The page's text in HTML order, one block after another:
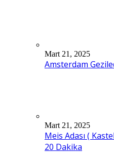
Mart 21, 2025
Amsterdam
Mart 21, 2025
Meis Adası (
20 Dakika